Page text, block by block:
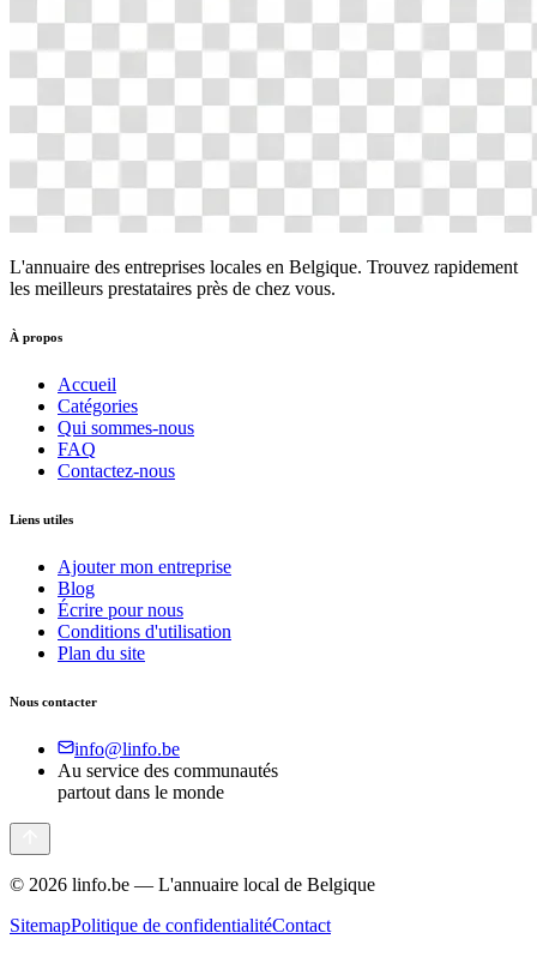
L'annuaire des entreprises locales en Belgique. Trouvez rapidement
les meilleurs prestataires près de chez vous.
À propos
Accueil
Catégories
Qui sommes-nous
FAQ
Contactez-nous
Liens utiles
Ajouter mon entreprise
Blog
Écrire pour nous
Conditions d'utilisation
Plan du site
Nous contacter
info@linfo.be
Au service des communautés
partout dans le monde
© 2026 linfo.be — L'annuaire local de Belgique
SitemapPolitique de confidentialitéContact